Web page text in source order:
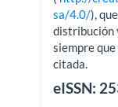
sa/4.0/),
distribución
siempre
citada.
eISSN: